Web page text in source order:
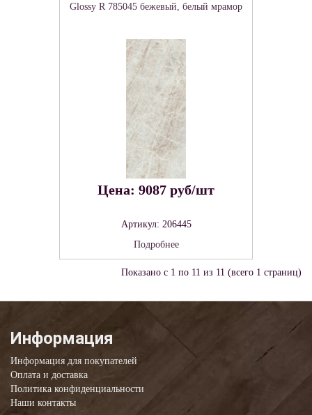
Glossy R 785045 бежевый, белый мрамор
Цена: 9087 руб/шт
Артикул: 206445
Подробнее
Показано с 1 по 11 из 11 (всего 1 страниц)
Информация
Информация для покупателей
Оплата и доставка
Политика конфиденциальности
Наши контакты